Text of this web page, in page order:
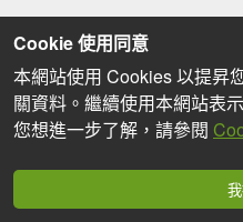
Cookie 使用同意
本網站使用 Cookies 以提昇
關資料。繼續使用本網站表
您想進一步了解，請參閱